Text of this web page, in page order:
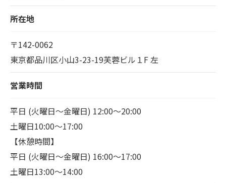
所在地
〒142-0062
東京都品川区小山3-23-19芙蓉ビル１F 左
営業時間
平日 (火曜日～金曜日) 12:00～20:00
土曜日10:00～17:00
【休憩時間】
平日 (火曜日～金曜日) 16:00～17:00
土曜日13:00～14:00